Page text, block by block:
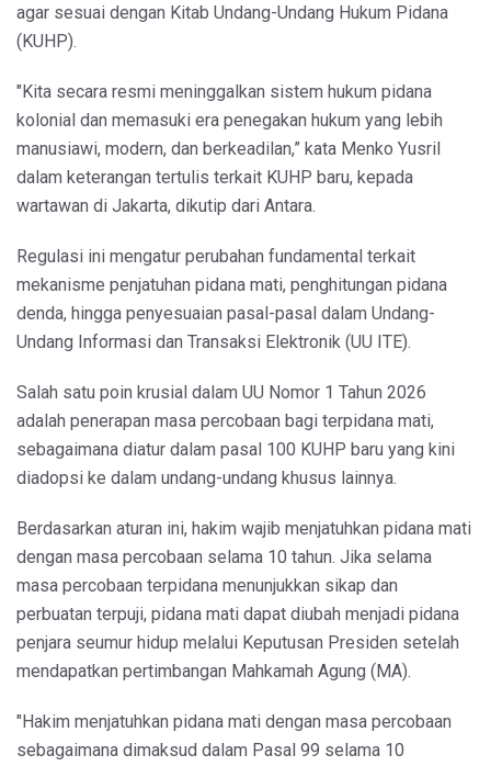
agar sesuai dengan Kitab Undang-Undang Hukum Pidana
(KUHP).
"Kita secara resmi meninggalkan sistem hukum pidana
kolonial dan memasuki era penegakan hukum yang lebih
manusiawi, modern, dan berkeadilan,” kata Menko Yusril
dalam keterangan tertulis terkait KUHP baru, kepada
wartawan di Jakarta, dikutip dari Antara.
Regulasi ini mengatur perubahan fundamental terkait
mekanisme penjatuhan pidana mati, penghitungan pidana
denda, hingga penyesuaian pasal-pasal dalam Undang-
Undang Informasi dan Transaksi Elektronik (UU ITE).
Salah satu poin krusial dalam UU Nomor 1 Tahun 2026
adalah penerapan masa percobaan bagi terpidana mati,
sebagaimana diatur dalam pasal 100 KUHP baru yang kini
diadopsi ke dalam undang-undang khusus lainnya.
Berdasarkan aturan ini, hakim wajib menjatuhkan pidana mati
dengan masa percobaan selama 10 tahun. Jika selama
masa percobaan terpidana menunjukkan sikap dan
perbuatan terpuji, pidana mati dapat diubah menjadi pidana
penjara seumur hidup melalui Keputusan Presiden setelah
mendapatkan pertimbangan Mahkamah Agung (MA).
"Hakim menjatuhkan pidana mati dengan masa percobaan
sebagaimana dimaksud dalam Pasal 99 selama 10